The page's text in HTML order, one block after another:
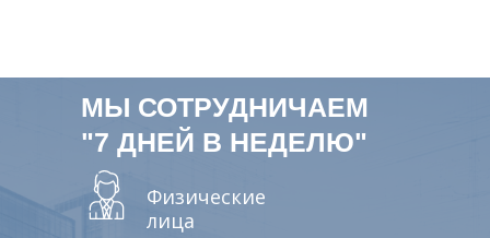
МЫ СОТРУДНИЧАЕМ
"7 ДНЕЙ В НЕДЕЛЮ"
Физические
лица